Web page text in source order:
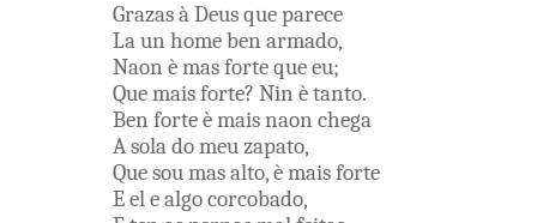
GrazasàDeusqueparece
Laun homeben armado,
Naon èmasfortequeeu;
Quemaisforte? Nin ètanto.
Ben forteèmaisnaon chega
Asoladomeuzapato,
Quesoumasalto,èmaisforte
Eelealgocorcobado,